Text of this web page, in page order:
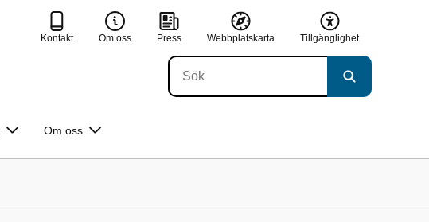
Kontakt Om oss Press Webbplatskarta Tillgänglighet
Om oss